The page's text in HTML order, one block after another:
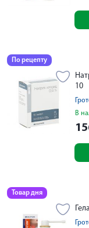
По рецепту
10
В
Товар дня